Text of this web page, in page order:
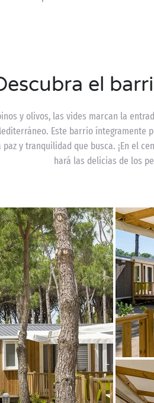
el
y olivos, las vides marcan la
Este barrio íntegramente
y tranquilidad que busca. ¡En el
hará las delicias de los